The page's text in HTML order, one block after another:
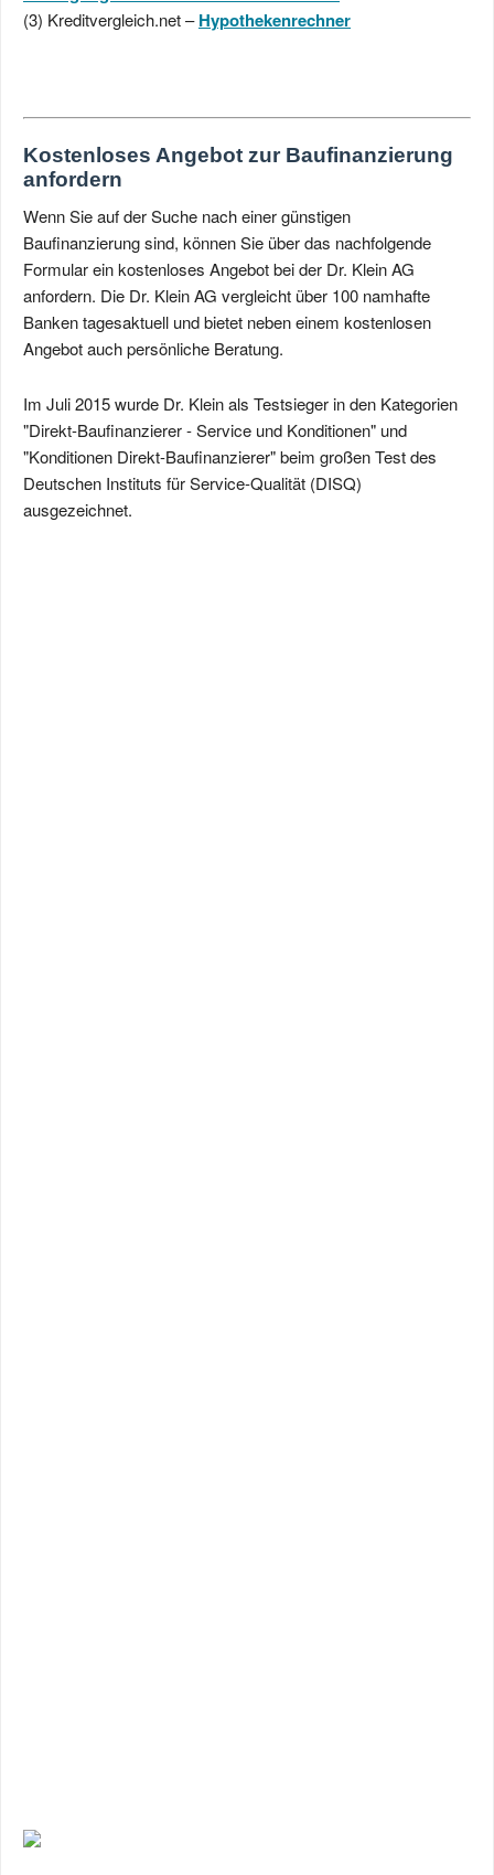
(3) Kreditvergleich.net –Hypothekenrechner
Kostenloses Angebot zur Baufinanzierung
anfordern
Wenn Sie auf der Suche nach einer günstigen
Baufinanzierung sind, können Sie über das nachfolgende
Formular ein kostenloses Angebot bei der Dr. Klein AG
anfordern. Die Dr. Klein AG vergleicht über 100 namhafte
Banken tagesaktuell und bietet neben einem kostenlosen
Angebot auch persönliche Beratung.
Im Juli 2015 wurde Dr. Klein als Testsieger in den Kategorien
"Direkt-Baufinanzierer - Service und Konditionen" und
"Konditionen Direkt-Baufinanzierer" beim großen Test des
Deutschen Instituts für Service-Qualität (DISQ)
ausgezeichnet.